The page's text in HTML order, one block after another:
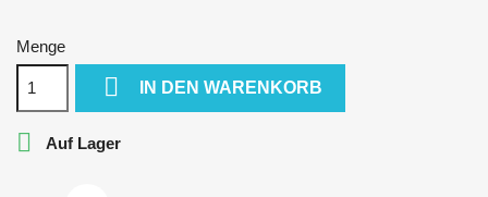
Menge
 IN DEN WARENKORB
 Auf Lager